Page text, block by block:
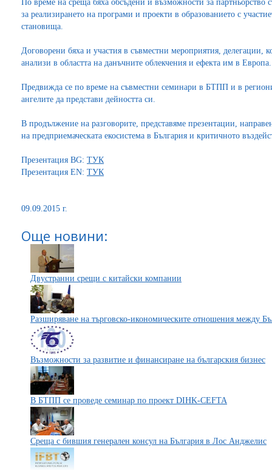
По време на среща бяха обсъдени и възможности за
за реализирането на програми и проекти в образованието с
становища.
Договорени бяха и участия в съвместни мероприятия, делегации,
анализи в областта на данъчните облекчения и ефекта им в Европа.
Предвижда се по време на съвместни семинари в БТПП и в
ангелите да представи дейността си.
В продължение на разговорите, представяме презентации,
на предприемаческата екосистема в България и критичното
Презентация BG: ТУК
Презентация EN: ТУК
09.09.2015 г.
Още новини:
Двустранни срещи с китайски компании
Разширяване на търговско-икономическите отношения между
Възможности за развитие и финансиране на българския бизнес
В БТПП се проведе семинар по проект DIHK-CEFTA
Среща с бившия генерален консул на България в Лос Анджелис